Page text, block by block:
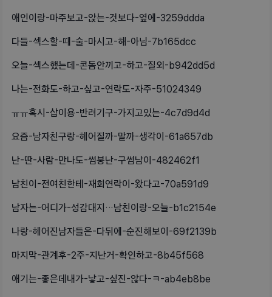
애인이랑-마주보고-앉는-것보다-옆에-3259ddda
다들-섹스할-때-술-마시고-해-아님-7b165dcc
오늘-섹스했는데-콘돔안끼고-하고-질외-b942dd5d
나는-전화도-하고-싶고-연락도-자주-51024349
ㅠㅠ혹시-삽이용-반려기구-가지고있는-4c7d9d4d
요즘-남자친구랑-헤어질까-말까-생각이-61a657db
난-딴-사람-만나도-썸붕난-구썸남이-482462f1
남친이-전여친한테-재회연락이-왔다고-70a591d9
남자는-어디가-성감대지…남친이랑-오늘-b1c2154e
나랑-헤어진남자들은-다뒤에-순진해보이-69f2139b
마지막-관계후-2주-지난거-확인하고-8b45f568
애기는-좋은데내가-낳고-싶진-않다-ㅋ-ab4eb8be